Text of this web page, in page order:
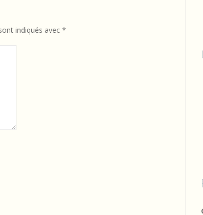
indiqués avec *